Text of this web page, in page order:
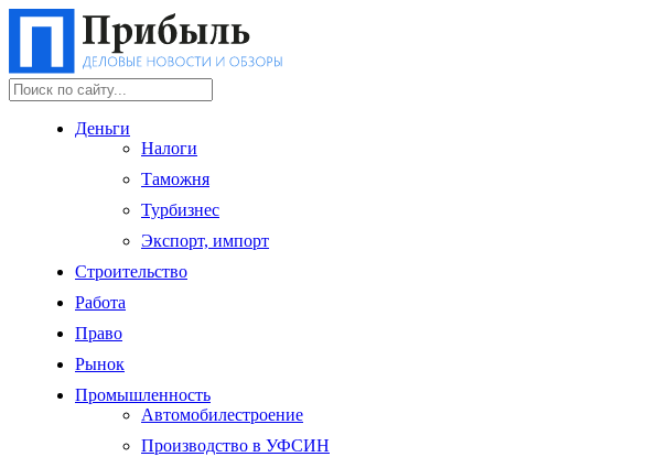
Деньги
Налоги
Таможня
Турбизнес
Экспорт, импорт
Строительство
Работа
Право
Рынок
Промышленность
Автомобилестроение
Производство в УФСИН